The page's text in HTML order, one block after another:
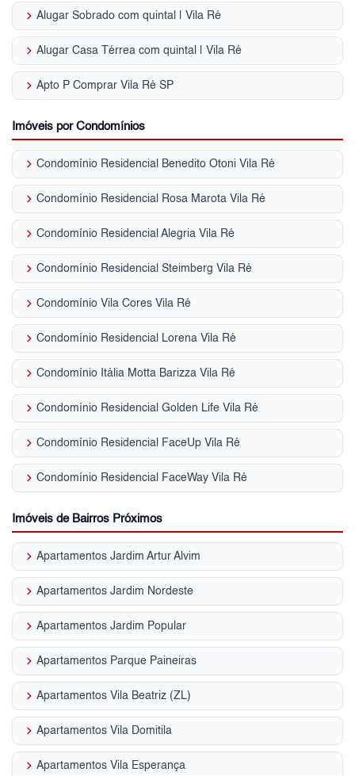
keyboard_arrow_right Alugar Sobrado com quintal | Vila Ré
keyboard_arrow_right Alugar Casa Térrea com quintal | Vila Ré
keyboard_arrow_right Apto P Comprar Vila Ré SP
Imóveis por Condomínios
keyboard_arrow_right Condomínio Residencial Benedito Otoni Vila Ré
keyboard_arrow_right Condomínio Residencial Rosa Marota Vila Ré
keyboard_arrow_right Condomínio Residencial Alegria Vila Ré
keyboard_arrow_right Condomínio Residencial Steimberg Vila Ré
keyboard_arrow_right Condomínio Vila Cores Vila Ré
keyboard_arrow_right Condomínio Residencial Lorena Vila Ré
keyboard_arrow_right Condomínio Itália Motta Barizza Vila Ré
keyboard_arrow_right Condomínio Residencial Golden Life Vila Ré
keyboard_arrow_right Condomínio Residencial FaceUp Vila Ré
keyboard_arrow_right Condomínio Residencial FaceWay Vila Ré
Imóveis de Bairros Próximos
keyboard_arrow_right Apartamentos Jardim Artur Alvim
keyboard_arrow_right Apartamentos Jardim Nordeste
keyboard_arrow_right Apartamentos Jardim Popular
keyboard_arrow_right Apartamentos Parque Paineiras
keyboard_arrow_right Apartamentos Vila Beatriz (ZL)
keyboard_arrow_right Apartamentos Vila Domitila
keyboard_arrow_right Apartamentos Vila Esperança